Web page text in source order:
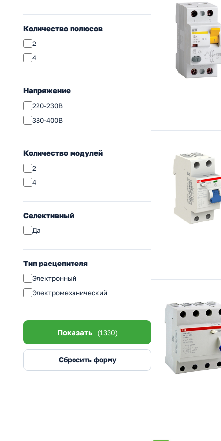
Количество полюсов
2
4
Напряжение
220-230В
380-400В
Количество модулей
2
4
Селективный
Да
Тип расцепителя
Электронный
Электромеханический
Показать (1330)
Сбросить форму